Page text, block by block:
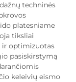
techninės
platesniame
tiksliai
ir optimizuotas
pasiskirstymą
keleivių eismo